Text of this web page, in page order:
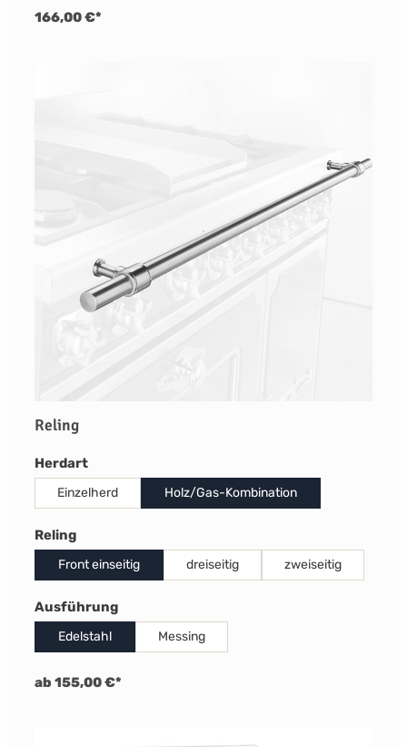
166,00 €*
Reling
Herdartauswählen
Einzelherd Holz/Gas-Kombination
Relingauswählen
Front einseitig dreiseitig zweiseitig
Ausführungauswählen
Edelstahl Messing
ab 155,00 €*